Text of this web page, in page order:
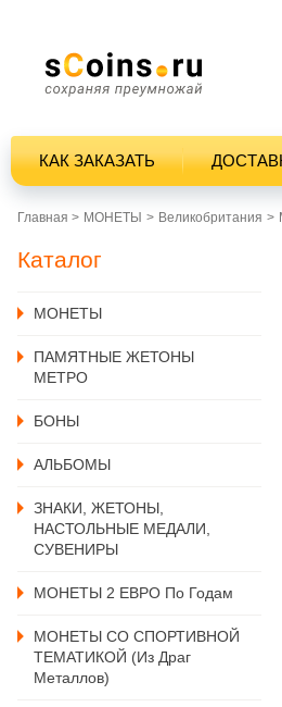
КАК ЗАКАЗАТЬ
Главная > MОНЕТЫ Великобритания
Каталог
MОНЕТЫ
ПАМЯТНЫЕ ЖЕТОНЫ
МЕТРО
БОНЫ
АЛЬБОМЫ
ЗНАКИ, ЖЕТОНЫ,
НАСТОЛЬНЫЕ МЕДАЛИ,
СУВЕНИРЫ
МОНЕТЫ 2 ЕВРО По Годам
МОНЕТЫ СО СПОРТИВНОЙ
ТЕМАТИКОЙ (из Драг
Металлов)